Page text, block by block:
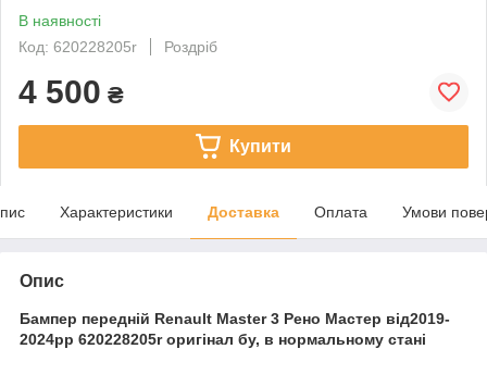
В наявності
Код: 620228205r
Роздріб
4 500 ₴
Купити
Характеристики Доставка Оплата Умови
Опис
Бампер передній Renault Master 3 Рено Мастер від2019-
2024рр 620228205r оригінал бу, в нормальному стані